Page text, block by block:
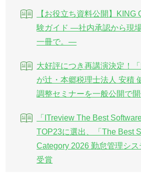
【お役立ち資料公開】KING
験ガイド ―社内承認から現
一冊で。―
大好評につき再講演決定！「
が辻・本郷税理士法人 安積
調整セミナーを一般公開で
「ITreview The Best
TOP23に選出、「The Best
Category 2026 勤怠管理シ
受賞